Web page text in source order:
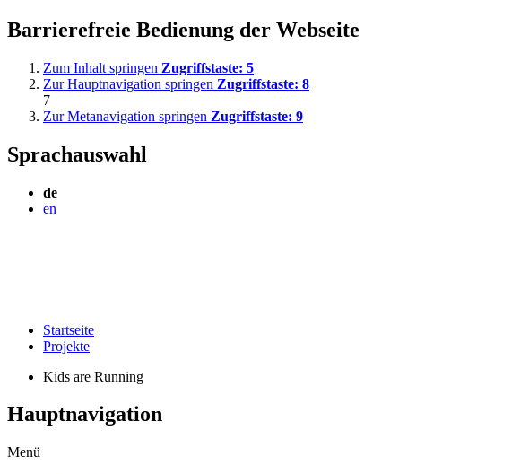
Barrierefreie Bedienung der Webseite
Zum Inhalt springen Zugriffstaste: 5
Zur Hauptnavigation springen Zugriffstaste: 8
7
Zur Metanavigation springen Zugriffstaste: 9
Sprachauswahl
de
en
Startseite
Projekte
Kids are Running
Hauptnavigation
Menü